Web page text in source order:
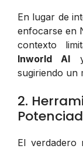
En lugar de
enfocarse en
contexto
Inworld AI
sugiriendo un
2.
El verdadero